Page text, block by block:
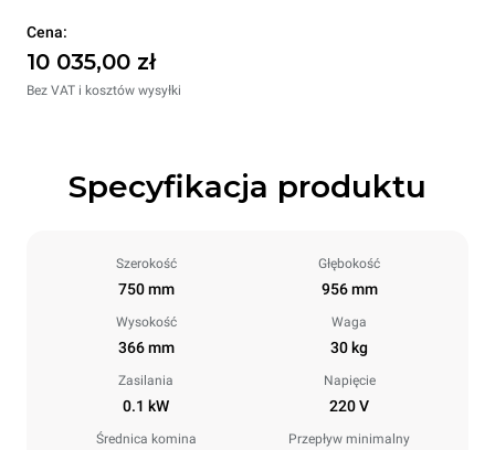
Cena:
10 035,00 zł
Bez VAT i kosztów wysyłki
Specyfikacja produktu
Szerokość
750 mm
Głębokość
956 mm
Wysokość
366 mm
Waga
30 kg
Zasilania
0.1 kW
Napięcie
220 V
Średnica komina Przepływ minimalny